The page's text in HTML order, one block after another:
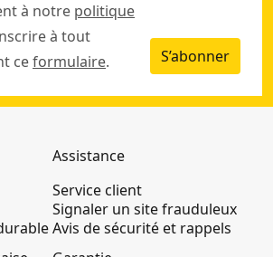
à notre politique
à tout
ceformulaire. S’abonner
Assistance
Service client
Signaler un site frauduleux
Avis de sécurité et rappels